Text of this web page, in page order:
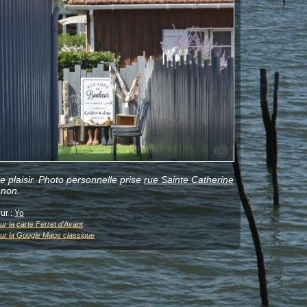
plaisir. Photo personnelle priserue Sainte Catherine
:Yo
la carte Ferret d'Avant
la Google Maps classique